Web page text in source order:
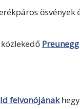
ösvények
felvonójának